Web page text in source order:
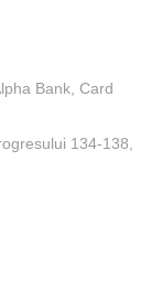
Bank, Card
134-138,